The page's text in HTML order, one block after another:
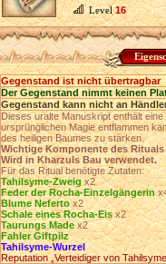
Level16
Gegenstand ist nicht übertragbar
Der Gegenstand nimmt keinen
Gegenstand kann nicht an
Dieses uralte Manuskript enthält
ursprünglichen Magie entflammen
des heiligen Baumes zu stärken.
Wichtige Komponente des
Wird in Kharzuls Bau verwendet.
Für das Ritual benötigte Zutaten:
Tahilsyme-Zweigх2
Feder der Rocha-Einzelgängerin
Blume Nefertoх2
Schale eines Rocha-Eisх2
Taurungs Madeх2
Fahler Giftpilz
Tahilsyme-Wurzel
Reputation „Verteidiger von